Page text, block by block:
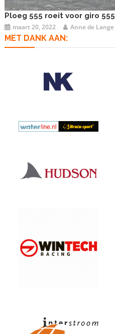
Ploeg 555 roeit voor giro 555
maart 20, 2022 Anne de Lange
MET DANK AAN: